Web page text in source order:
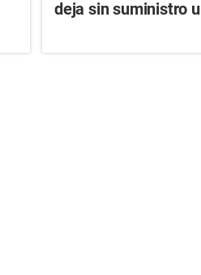
deja sin suministro